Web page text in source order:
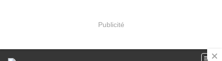
Publicité